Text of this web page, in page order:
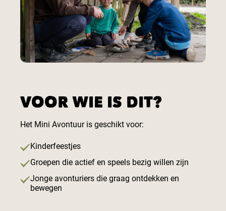
VOOR WIE IS DIT?
Het Mini Avontuur is geschikt voor:
Kinderfeestjes
Groepen die actief en speels bezig willen zijn
Jonge avonturiers die graag ontdekken en
bewegen